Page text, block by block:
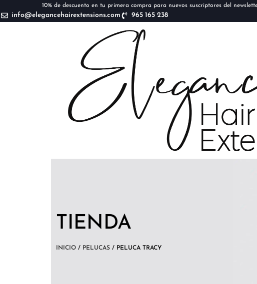
10% de descuento en tu primera compra para nuevos suscriptores del
info@elegancehairextensions.com 965 165 238
TIENDA
INICIO / PELUCAS / PELUCA TRACY